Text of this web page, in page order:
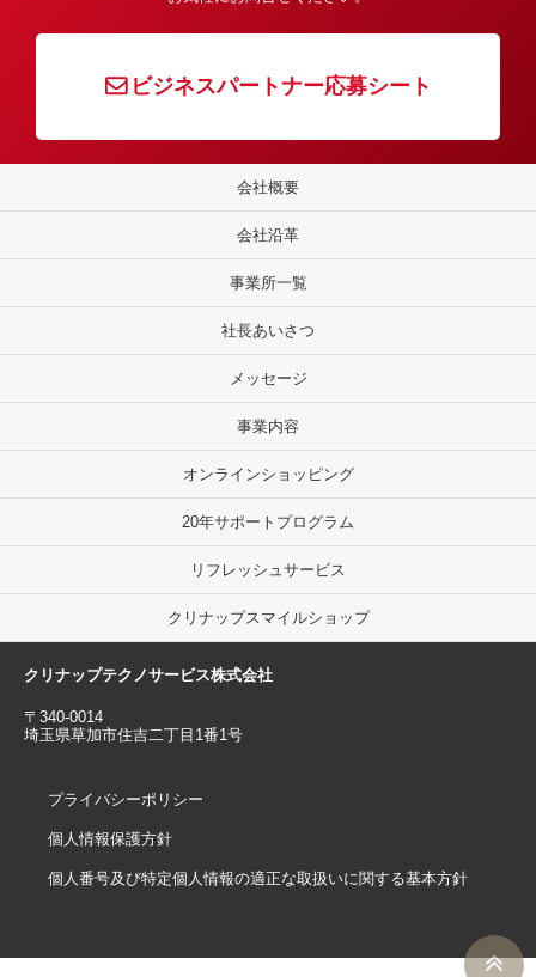
ビジネスパートナー応募シート
会社概要
会社沿革
事業所一覧
社長あいさつ
メッセージ
事業内容
オンラインショッピング
20年サポートプログラム
リフレッシュサービス
クリナップスマイルショップ
クリナップテクノサービス株式会社
〒340-0014
埼玉県草加市住吉二丁目1番1号
プライバシーポリシー
個人情報保護方針
個人番号及び特定個人情報の適正な取扱いに関する基本方針